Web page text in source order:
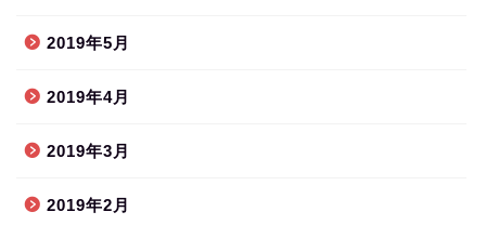
2019年5月
2019年4月
2019年3月
2019年2月